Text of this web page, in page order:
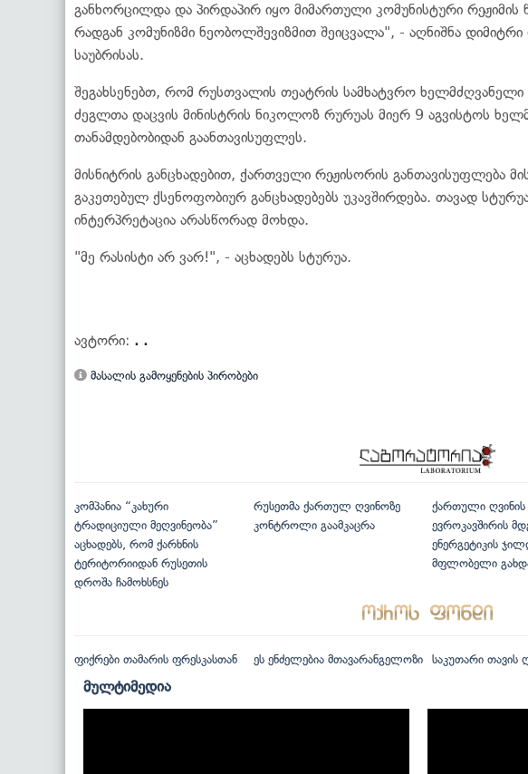
განხორცილდა და პირდაპირ იყო მიმართული კომუნისტური რეჟიმის
რადგან კომუნიზმი ნეობოლშევიზმით შეიცვალა", - აღნიშნა
საუბრისას.
შეგახსენებთ, რომ რუსთვალის თეატრის სამხატვრო
ძეგლთა დაცვის მინისტრის ნიკოლოზ რურუას მიერ 9 აგვისტოს
თანამდებობიდან გაანთავისუფლეს.
მისნიტრის განცხადებით, ქართველი რეჟისორის განთავისუფლება
გაკეთებულ ქსენოფობიურ განცხადებებს უკავშირდება. თავად
ინტერპრეტაცია არასწორად მოხდა.
"მე რასისტი არ ვარ!", - აცხადებს სტურუა.
ავტორი: . .
მასალის გამოყენების პირობები
კომპანია “კახური
ტრადიციული მეღვინეობა”
აცხადებს, რომ ქარხნის
ტერიტორიიდან რუსეთის
დროშა ჩამოხსნეს
რუსეთმა ქართულ ღვინოზე
კონტროლი გაამკაცრა
ქართული ღვინის
ევროკავშირის
ენერგეტიკის
მფლობელი
ფიქრები თამარის ფრესკასთან ეს ენძელებია მთავარანგელოზი საკუთარი თავის
მულტიმედია